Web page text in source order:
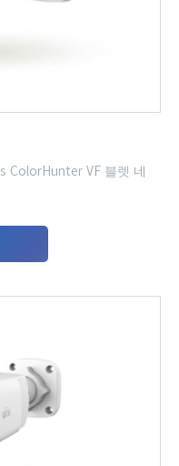
ColorHunter VF 블렛 네